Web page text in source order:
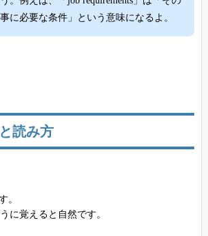
に必要な条件」という意味になるよ。
読み方
。
に覚えると自然です。